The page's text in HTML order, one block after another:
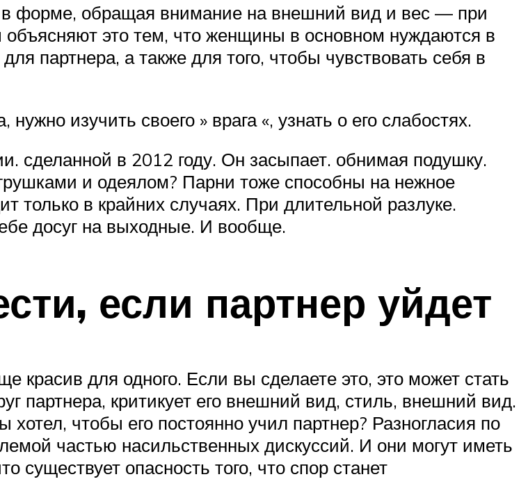
форме, обращая внимание на внешний вид и вес — при
это тем, что женщины в основном нуждаются в
партнера, а также для того, чтобы чувствовать себя в
изучить своего » врага «, узнать о его слабостях.
сделанной в 2012 году. Он засыпает. обнимая подушку.
и одеялом? Парни тоже способны на нежное
только в крайних случаях. При длительной разлуке.
досуг на выходные. И вообще.
если партнер уйдет
красив для одного. Если вы сделаете это, это может стать
партнера, критикует его внешний вид, стиль, внешний вид.
чтобы его постоянно учил партнер? Разногласия по
частью насильственных дискуссий. И они могут иметь
опасность того, что спор станет